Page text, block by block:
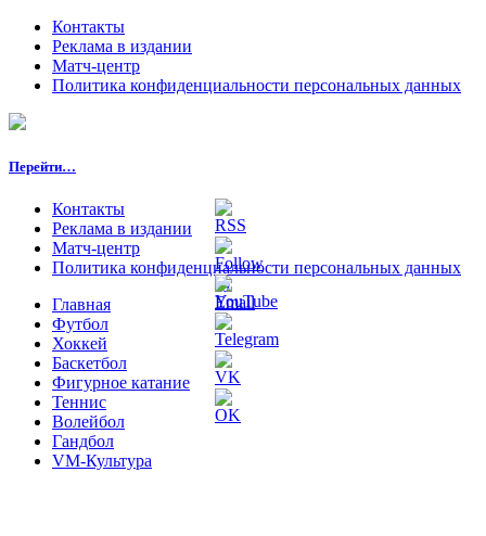
Контакты
Реклама в издании
Матч-центр
Политика конфиденциальности персональных данных
Перейти…
Контакты
Реклама в издании
Матч-центр
Политика конфиденциальности персональных данных
Главная
Футбол
Хоккей
Баскетбол
Фигурное катание
Теннис
Волейбол
Гандбол
VM-Культура